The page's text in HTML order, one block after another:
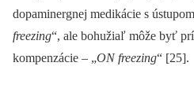
dopaminergnej medikácie s
freezing“, ale bohužiaľ môže byť
kompenzácie –⁠ „ON freezing“ [25].